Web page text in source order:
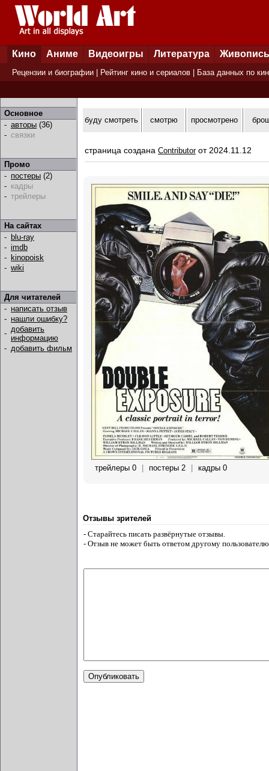
Кино Аниме Видеоигры Литература Живопись
Рецензии и биографии Рейтинг кино и сериалов База данных по
Основное
- авторы (36)
- связки
Промо
- постеры (2)
- кадры
- трейлеры
На сайтах
- blu-ray
- imdb
- kinopoisk
- wiki
Для читателей
- написать отзыв
- нашли ошибку?
- добавить
информацию
- добавить фильм
буду смотреть смотрю просмотрено
страница создана Contributorот 2024.11.12
трейлеры 0 | постеры 2 | кадры 0
Отзывы зрителей
- Старайтесь писать развёрнутые отзывы.
- Отзыв не может быть ответом другому